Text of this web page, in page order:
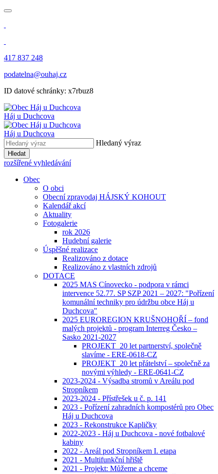
417 837 248
podatelna@ouhaj.cz
ID datové schránky: x7rbuz8
Háj u Duchcova
Háj u Duchcova
Hledaný výraz
Hledat
rozšířené vyhledávání
Obec
O obci
Obecní zpravodaj HÁJSKÝ KOHOUT
Kalendář akcí
Aktuality
Fotogalerie
rok 2026
Hudební galerie
Úspěšné realizace
Realizováno z dotace
Realizováno z vlastních zdrojů
DOTACE
2025 MAS Cínovecko - podpora v rámci
intervence 52.77. SP SZP 2021 – 2027: "Pořízení
komunální techniky pro údržbu obce Háj u
Duchcova"
2025 EUROREGION KRUŠNOHOŘÍ – fond
malých projektů - program Interreg Česko –
Sasko 2021-2027
PROJEKT_20 let partnerství, společně
slavíme - ERE-0618-CZ
PROJEKT_20 let přátelství – společně za
novými výhledy - ERE-0641-CZ
2023-2024 - Výsadba stromů v Areálu pod
Stropníkem
2023-2024 - Přístřešek u č. p. 141
2023 - Pořízení zahradních kompostérů pro Obec
Háj u Duchcova
2023 - Rekonstrukce Kapličky
2022-2023 - Háj u Duchcova - nové fotbalové
kabiny
2022 - Areál pod Stropníkem I. etapa
2021 - Multifunkční hřiště
2021 - Projekt: Můžeme a chceme